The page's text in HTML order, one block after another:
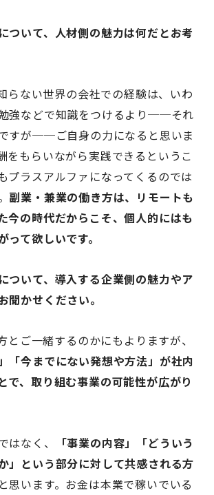
いて、人材側の魅力は何だとお考
らない世界の会社での経験は、いわ
強などで知識をつけるより──それ
すが──ご自身の力になると思いま
をもらいながら実践できるというこ
プラスアルファになってくるのでは
副業・兼業の働き方は、リモートも
今の時代だからこそ、個人的にはも
って欲しいです。
いて、導入する企業側の魅力やア
聞かせください。
とご一緒するのかにもよりますが、
「今までにない発想や方法」が社内
で、取り組む事業の可能性が広がり
はなく、
「事業の内容」「どういう
」という部分に対して共感される方
と思います。お金は本業で稼いでいる